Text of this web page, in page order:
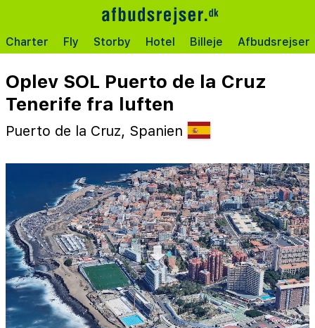
Charter Fly Storby Hotel Billeje Afbudsrejser
Oplev SOL Puerto de la Cruz
Tenerife fra luften
Puerto de la Cruz, Spanien